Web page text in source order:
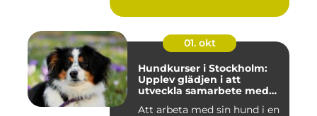
01. okt
Hundkurser i Stockholm:
Upplev glädjen i att
utveckla samarbete med
Att arbeta med sin hund i en